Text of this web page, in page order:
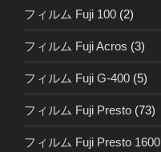
フィルム Fuji 100 (2)
フィルム Fuji Acros (3)
フィルム Fuji G-400 (5)
フィルム Fuji Presto (73)
フィルム Fuji Presto 1600